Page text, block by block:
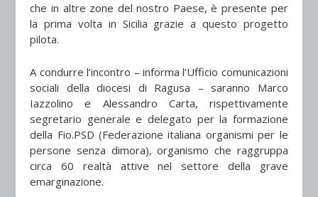
che in altre zone del nostro Paese, è presente per
la prima volta in Sicilia grazie a questo progetto
pilota.
A condurre l’incontro – informa l’Ufficio comunicazioni
sociali della diocesi di Ragusa – saranno Marco
Iazzolino e Alessandro Carta, rispettivamente
segretario generale e delegato per la formazione
della Fio.PSD (Federazione italiana organismi per le
persone senza dimora), organismo che raggruppa
circa 60 realtà attive nel settore della grave
emarginazione.